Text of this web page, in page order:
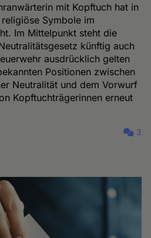
mit Kopftuch hat in
Symbole im
Im Mittelpunkt steht die
künftig auch
ausdrücklich gelten
Positionen zwischen
Neutralität und dem Vorwurf
Kopftuchträgerinnen erneut
3